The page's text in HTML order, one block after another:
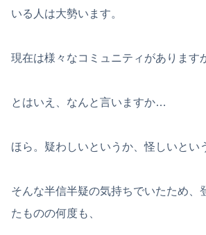
いる人は大勢います。
現在は様々なコミュニティがあります
とはいえ、なんと言いますか…
ほら。疑わしいというか、怪しいとい
そんな半信半疑の気持ちでいたため、
たものの何度も、